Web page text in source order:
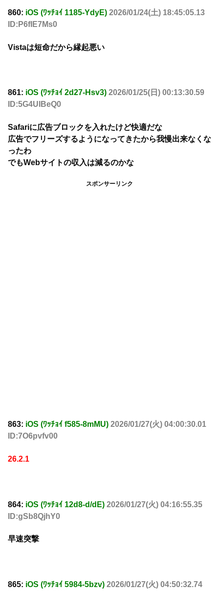
860: iOS (ﾜｯﾁｮｲ 1185-YdyE) 2026/01/24(土) 18:45:05.13
ID:P6fIE7Ms0
Vistaは短命だから縁起悪い
861: iOS (ﾜｯﾁｮｲ 2d27-Hsv3) 2026/01/25(日) 00:13:30.59
ID:5G4UIBeQ0
Safariに広告ブロックを入れたけど快適だな
広告でフリーズするようになってきたから我慢出来なくな
ったわ
でもWebサイトの収入は減るのかな
スポンサーリンク
863: iOS (ﾜｯﾁｮｲ f585-8mMU) 2026/01/27(火) 04:00:30.01
ID:7O6pvfv00
26.2.1
864: iOS (ﾜｯﾁｮｲ 12d8-d/dE) 2026/01/27(火) 04:16:55.35
ID:gSb8QjhY0
早速突撃
865: iOS (ﾜｯﾁｮｲ 5984-5bzv) 2026/01/27(火) 04:50:32.74